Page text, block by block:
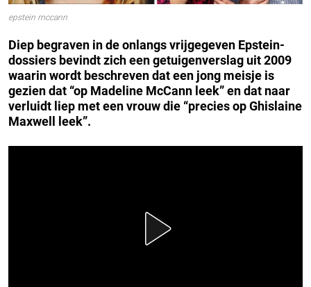
epstein mccann
Diep begraven in de onlangs vrijgegeven Epstein-
dossiers bevindt zich een getuigenverslag uit 2009
waarin wordt beschreven dat een jong meisje is
gezien dat “op Madeline McCann leek” en dat naar
verluidt liep met een vrouw die “precies op Ghislaine
Maxwell leek”.